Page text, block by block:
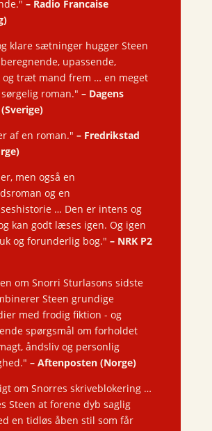
–Radio Francaise
klare sætninger hugger Steen
upassende,
og træt mand frem … en meget
roman." –Dagens
af en roman." –Fredrikstad
men også en
og en
… Den er intens og
kan godt læses igen. Og igen
og forunderlig bog." –NRK P2
om Snorri Sturlasons sidste
Steen grundige
med frodig fiktion - og
spørgsmål om forholdet
åndsliv og personlig
–Aftenposten (Norge)
om Snorres skriveblokering …
Steen at forene dyb saglig
en tidløs åben stil som får